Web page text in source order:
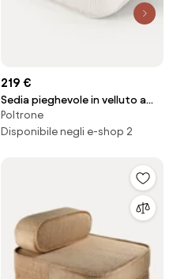
219 €
Sedia pieghevole in velluto a
coste per bambini Sugar
Poltrone
Disponibile negli e-shop 2